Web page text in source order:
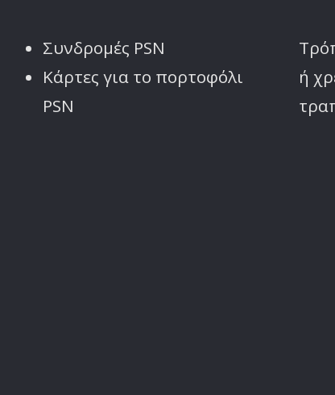
Συνδρομές PSN
Κάρτες για το πορτοφόλι
PSN
ή